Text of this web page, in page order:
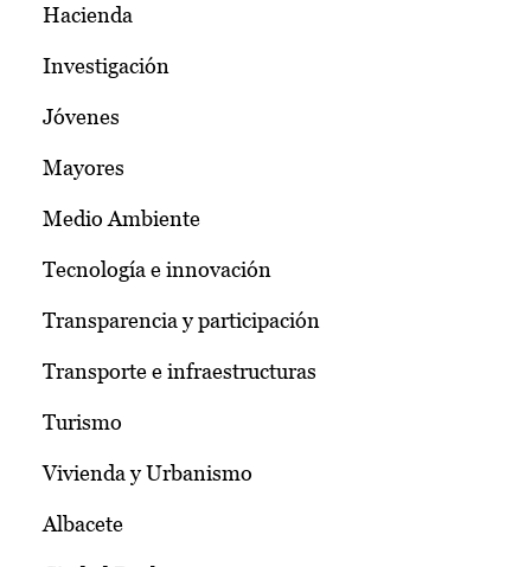
Hacienda
Investigación
Jóvenes
Mayores
Medio Ambiente
Tecnología e innovación
Transparencia y participación
Transporte e infraestructuras
Turismo
Vivienda y Urbanismo
Albacete